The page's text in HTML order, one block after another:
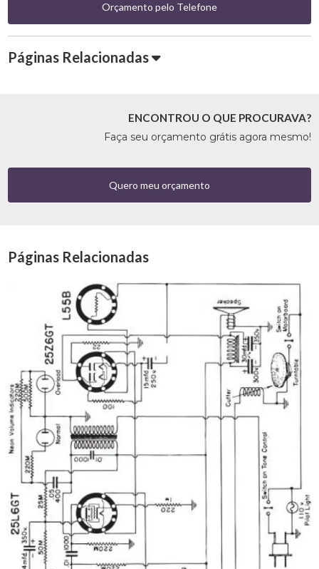
Orçamento pelo Telefone
Páginas Relacionadas
ENCONTROU O QUE PROCURAVA?
Faça seu orçamento grátis agora mesmo!
Quero meu orçamento
Páginas Relacionadas